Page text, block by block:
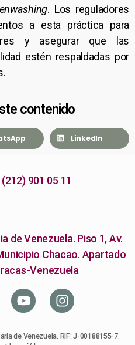
. Los reguladores
a esta práctica para
y asegurar que las
estén respaldadas por
contenido
LinkedIn
901 05 11
de Venezuela. Piso 1, Av.
Chacao. Apartado
Venezuela
de Venezuela. RIF: J-00188155-7.